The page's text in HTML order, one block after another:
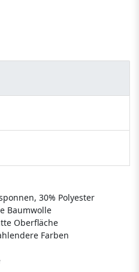
30% Polyester
Baumwolle
Oberfläche
Farben